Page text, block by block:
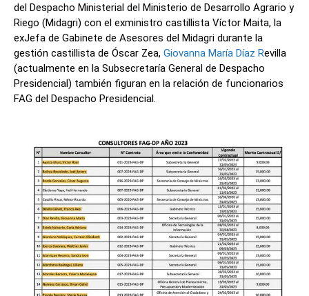
del Despacho Ministerial del Ministerio de Desarrollo Agrario y
Riego (Midagri) con el exministro castillista Víctor Maita, la
exJefa de Gabinete de Asesores del Midagri durante la
gestión castillista de Óscar Zea, Giovanna María Díaz Revilla
(actualmente en la Subsecretaría General de Despacho
Presidencial) también figuran en la relación de funcionarios
FAG del Despacho Presidencial.